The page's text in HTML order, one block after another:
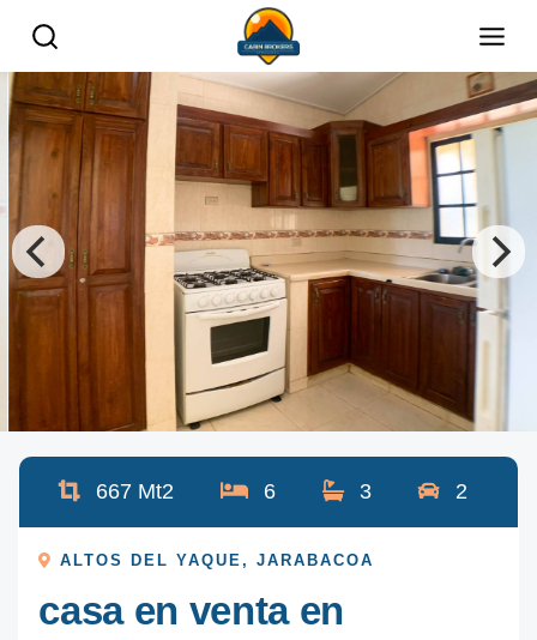
667 Mt2 6 3 2
ALTOS DEL YAQUE ,JARABACOA
casa en venta en